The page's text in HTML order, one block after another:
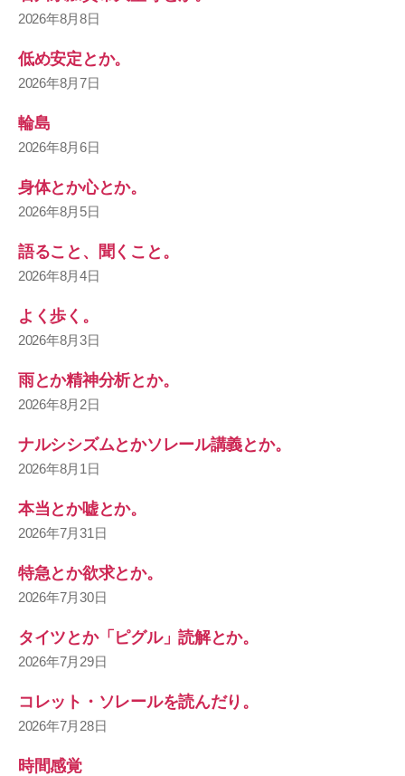
2026年8月8日
低め安定とか。
2026年8月7日
輪島
2026年8月6日
身体とか心とか。
2026年8月5日
語ること、聞くこと。
2026年8月4日
よく歩く。
2026年8月3日
雨とか精神分析とか。
2026年8月2日
ナルシシズムとかソレール講義とか。
2026年8月1日
本当とか嘘とか。
2026年7月31日
特急とか欲求とか。
2026年7月30日
タイツとか「ピグル」読解とか。
2026年7月29日
コレット・ソレールを読んだり。
2026年7月28日
時間感覚